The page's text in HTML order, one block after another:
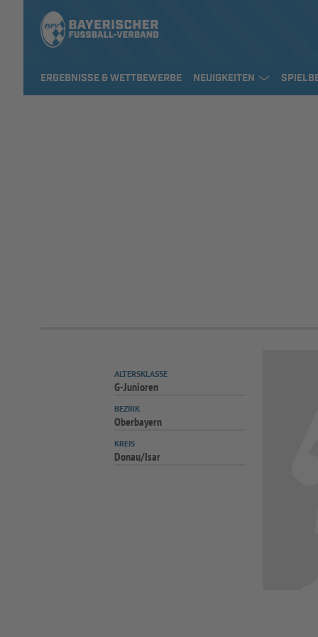
ERGEBNISSE & WETTBEWERBE NEUIGKEITEN
ALTERSKLASSE
G-Junioren
BEZIRK
Oberbayern
KREIS
Donau/Isar